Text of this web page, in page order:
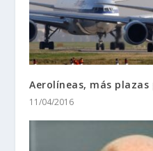
Aerolíneas, más
11/04/2016